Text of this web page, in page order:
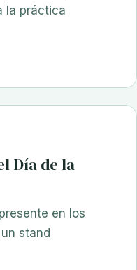
la práctica
Día de la
en los
stand